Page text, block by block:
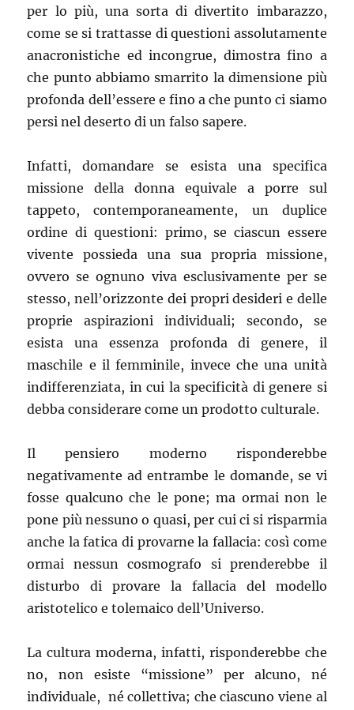
per lo più, una sorta di divertito imbarazzo,
come se si trattasse di questioni assolutamente
anacronistiche ed incongrue, dimostra fino a
che punto abbiamo smarrito la dimensione più
profonda dell’essere e fino a che punto ci siamo
persi nel deserto di un falso sapere.
Infatti, domandare se esista una specifica
missione della donna equivale a porre sul
tappeto, contemporaneamente, un duplice
ordine di questioni: primo, se ciascun essere
vivente possieda una sua propria missione,
ovvero se ognuno viva esclusivamente per se
stesso, nell’orizzonte dei propri desideri e delle
proprie aspirazioni individuali; secondo, se
esista una essenza profonda di genere, il
maschile e il femminile, invece che una unità
indifferenziata, in cui la specificità di genere si
debba considerare come un prodotto culturale.
Il pensiero moderno risponderebbe
negativamente ad entrambe le domande, se vi
fosse qualcuno che le pone; ma ormai non le
pone più nessuno o quasi, per cui ci si risparmia
anche la fatica di provarne la fallacia: così come
ormai nessun cosmografo si prenderebbe il
disturbo di provare la fallacia del modello
aristotelico e tolemaico dell’Universo.
La cultura moderna, infatti, risponderebbe che
no, non esiste “missione” per alcuno, né
individuale, né collettiva; che ciascuno viene al